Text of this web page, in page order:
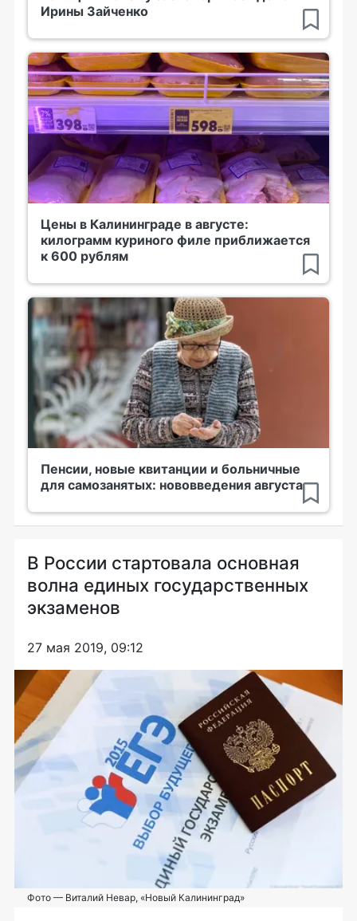
Ирины Зайченко
Цены в Калининграде в августе:
килограмм куриного филе приближается
к 600 рублям
Пенсии, новые квитанции и больничные
для самозанятых: нововведения августа
В России стартовала основная
волна единых государственных
экзаменов
27 мая 2019, 09:12
Фото — Виталий Невар, «Новый Калининград»